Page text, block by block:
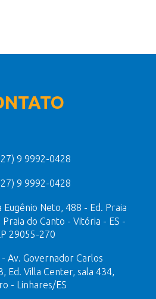
9 9992-0428
9 9992-0428
Eugênio Neto, 488 - Ed. Praia
do Canto - Vitória - ES -
29055-270
Av. Governador Carlos
Ed. Villa Center, sala 434,
- Linhares/ES